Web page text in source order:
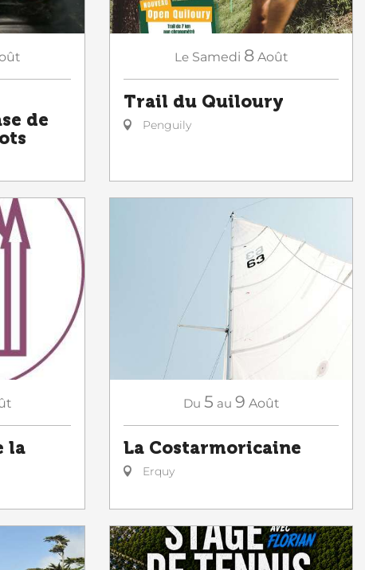
de
Le Samedi 8 Août
Trail du Quiloury
Penguily
la
Du 5 au 9 Août
La Costarmoricaine
Erquy